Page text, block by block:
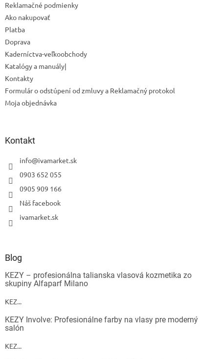
Reklamačné podmienky
Ako nakupovať
Platba
Doprava
Kaderníctva-veľkoobchody
Katalógy a manuály|
Kontakty
Formulár o odstúpení od zmluvy a Reklamačný protokol
Moja objednávka
Kontakt
info@ivamarket.sk
0903 652 055
0905 909 166
Náš facebook
ivamarket.sk
Blog
KEZY – profesionálna talianska vlasová kozmetika zo
skupiny Alfaparf Milano
KEZ...
KEZY Involve: Profesionálne farby na vlasy pre moderný
salón
KEZ...